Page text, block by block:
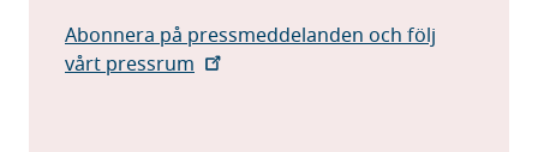
Abonnera på pressmeddelanden och följ
vårt pressrum